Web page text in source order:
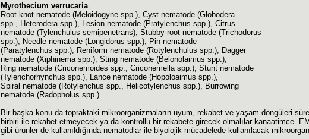
Myrothecium verrucaria
Root-knot nematode (Meloidogyne spp.), Cyst nematode (Globodera
spp., Heterodera spp.), Lesion nematode (Pratylenchus spp.), Citrus
nematode (Tylenchulus semipenetrans), Stubby-root nematode (Trichodorus
spp.), Needle nematode (Longidorus spp.), Pin nematode
(Paratylenchus spp.), Reniform nematode (Rotylenchulus spp.), Dagger
nematode (Xiphinema spp.), Sting nematode (Belonolaimus spp.),
Ring nematode (Criconemoides spp., Criconemella spp.), Stunt nematode
(Tylenchorhynchus spp.), Lance nematode (Hopoloaimus spp.),
Spiral nematode (Rotylenchus spp., Helicotylenchus spp.), Burrowing
nematode (Radopholus spp.)
Bir başka konu da topraktaki mikroorganizmaların uyum, rekabet ve yaşam döngüleri
birbiri ile rekabet etmeyecek ya da kontrollü bir rekabete girecek olmalılar kanaatimce.
gibi ürünler de kullanıldığında nematodlar ile biyolojik mücadelede kullanılacak